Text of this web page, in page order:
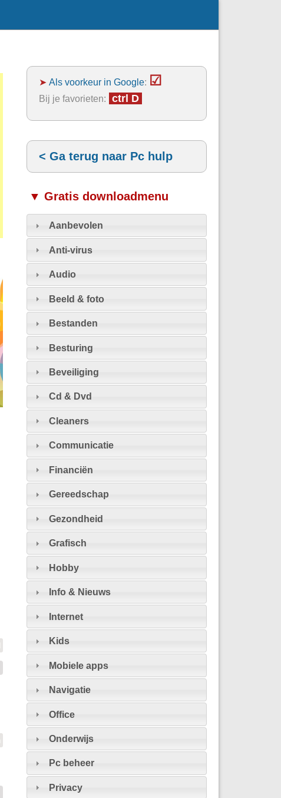
➤Als voorkeur in Google: ☑
Bij je favorieten: ctrl D
< Ga terug naar Pc hulp
▼ Gratis downloadmenu
Aanbevolen
Anti-virus
Audio
Beeld & foto
Bestanden
Besturing
Beveiliging
Cd & Dvd
Cleaners
Communicatie
Financiën
Gereedschap
Gezondheid
Grafisch
Hobby
Info & Nieuws
Internet
Kids
Mobiele apps
Navigatie
Office
Onderwijs
Pc beheer
Privacy